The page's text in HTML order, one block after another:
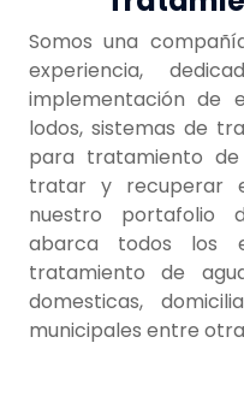
Somos una
experiencia,
implementación de
lodos, sistemas de
para tratamiento
tratar y recuperar
nuestro portafolio
abarca todos los
tratamiento de
domesticas,
municipales entre